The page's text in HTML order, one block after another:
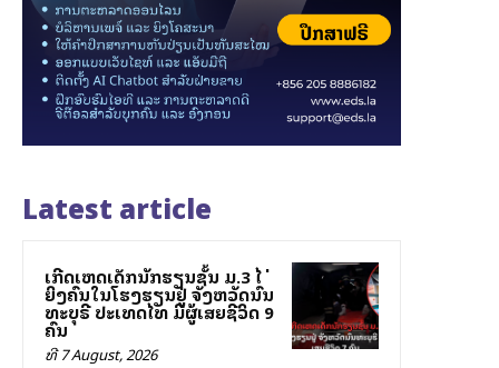
Latest article
ເກີດເຫດເດັກນັກຮຽນຊັ້ນ ມ.3 ໄລ່
ຍິງຄົນໃນໂຮງຮຽນຢູ່ ຈັງຫວັດນົນ
ທະບຸຣີ ປະເທດໄທ ມີຜູ້ເສຍຊີວິດ 9
ຄົນ
ທີ 7 August, 2026